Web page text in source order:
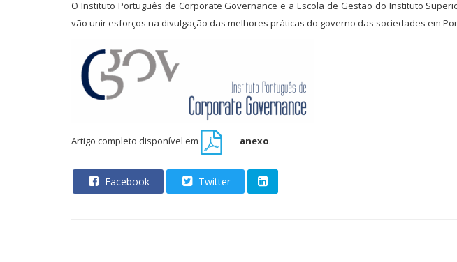
O Instituto Português de Corporate Governance e a Escola de Gestão do Instituto
vão unir esforços na divulgação das melhores práticas do governo das sociedades em
Artigo completo disponível em anexo.
Facebook Twitter